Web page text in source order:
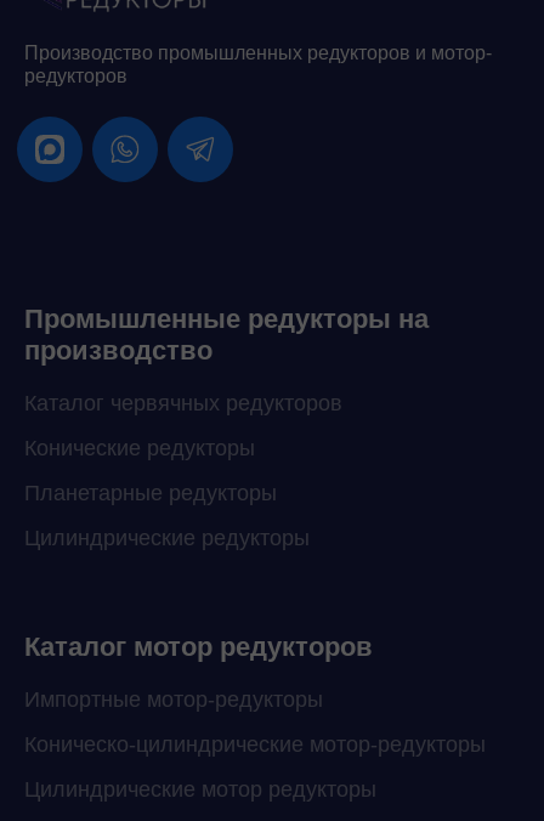
Производство промышленных редукторов и мотор-
редукторов
Промышленные редукторы на
производство
Каталог червячных редукторов
Конические редукторы
Планетарные редукторы
Цилиндрические редукторы
Каталог мотор редукторов
Импортные мотор-редукторы
Коническо-цилиндрические мотор-редукторы
Цилиндрические мотор редукторы